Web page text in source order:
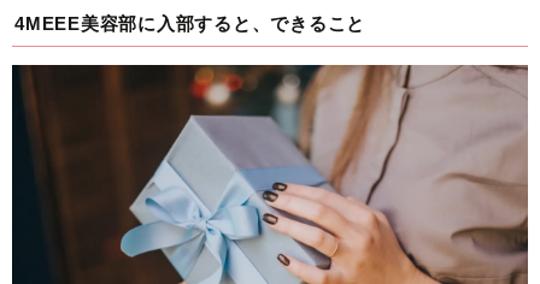
4MEEE美容部に入部すると、できること